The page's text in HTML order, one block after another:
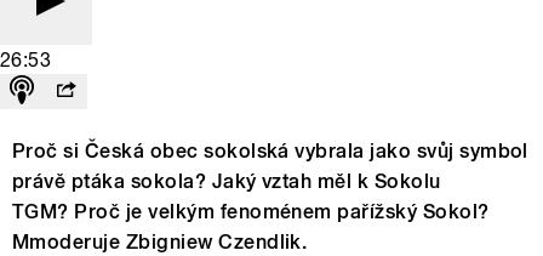
26:53
Proč si Česká obec sokolská vybrala jako svůj symbol
právě ptáka sokola? Jaký vztah měl k Sokolu
TGM? Proč je velkým fenoménem pařížský Sokol?
Mmoderuje Zbigniew Czendlik.